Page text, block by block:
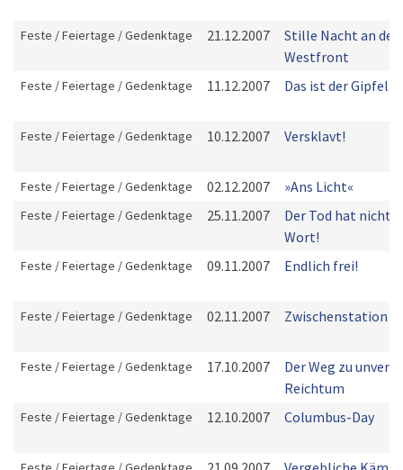
Feste / Feiertage / Gedenktage 21.12.2007
Stille Nacht an der
Westfront
Feste / Feiertage / Gedenktage 11.12.2007 Das ist der Gipfel!
Feste / Feiertage / Gedenktage 10.12.2007 Versklavt!
Feste / Feiertage / Gedenktage 02.12.2007 »Ans Licht«
Feste / Feiertage / Gedenktage 25.11.2007
Der Tod hat nicht
Wort!
Feste / Feiertage / Gedenktage 09.11.2007 Endlich frei!
Feste / Feiertage / Gedenktage 02.11.2007 Zwischenstation
Feste / Feiertage / Gedenktage 17.10.2007
Der Weg zu
Reichtum
Feste / Feiertage / Gedenktage 12.10.2007 Columbus-Day